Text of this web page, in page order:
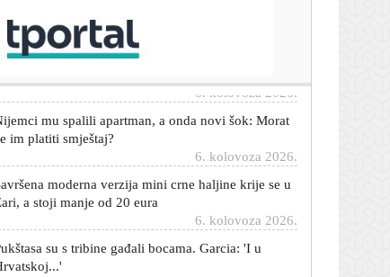
Šuta: 'Oni koji prigovaraju neka se radije uhvate
posla'
Nijemci mu spalili apartman, a onda novi šok: Morat
6. kolovoza 2026.
Savršena moderna verzija mini crne haljine krije se u
6. kolovoza 2026.
Pukštasa su s tribine gađali bocama. Garcia: 'I u
6. kolovoza 2026.